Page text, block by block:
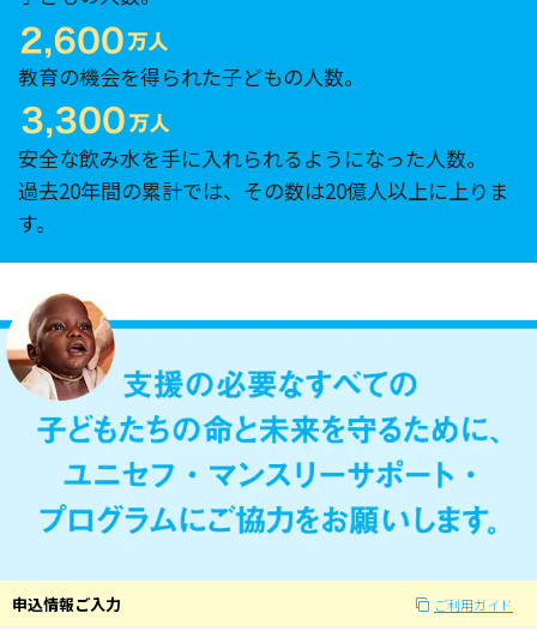
教育の機会を得られた子どもの人数。
安全な飲み水を手に入れられるようになった人数。
過去20年間の累計では、その数は20億人以上に上りま
す。
申込情報ご入力 ご利用ガイド